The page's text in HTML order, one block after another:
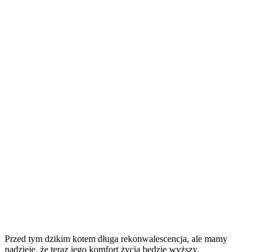
Przed tym dzikim kotem długa rekonwalescencja, ale mamy
nadzieje, że teraz jego komfort życia będzie wyższy.